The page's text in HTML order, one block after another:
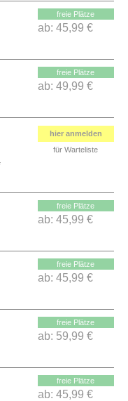
freie Plätze
ab: 45,99 €
freie Plätze
ab: 49,99 €
hier anmelden
für Warteliste
freie Plätze
ab: 45,99 €
freie Plätze
ab: 45,99 €
freie Plätze
ab: 59,99 €
freie Plätze
ab: 45,99 €